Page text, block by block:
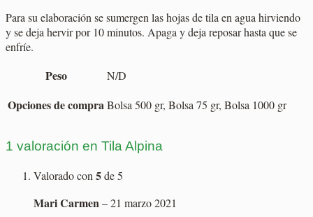
Para su elaboración se sumergen las hojas de tila en agua hirviendo
y se deja hervir por 10 minutos. Apaga y deja reposar hasta que se
enfríe.
Peso N/D
Opciones de compraBolsa 500 gr, Bolsa 75 gr, Bolsa 1000 gr
1 valoración en Tila Alpina
Valorado con 5de 5
Mari Carmen–21 marzo 2021